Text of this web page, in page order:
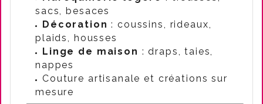
sacs, besaces
Décoration : coussins, rideaux,
plaids, housses
Linge de maison : draps, taies,
nappes
Couture artisanale et créations sur
mesure